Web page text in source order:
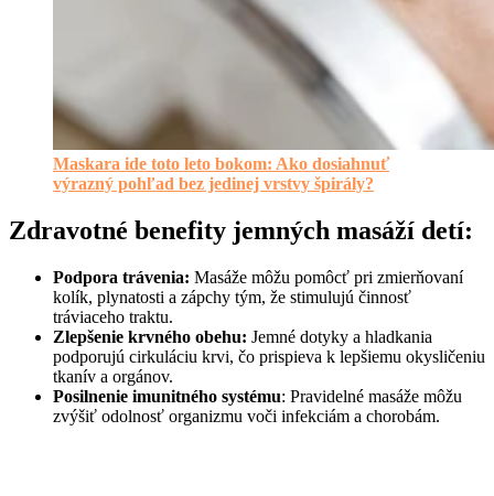
Maskara ide toto leto bokom: Ako dosiahnuť
výrazný pohľad bez jedinej vrstvy špirály?
Zdravotné benefity jemných masáží detí:
Podpora trávenia: Masáže môžu pomôcť pri zmierňovaní
kolík, plynatosti a zápchy tým, že stimulujú činnosť
tráviaceho traktu.
Zlepšenie krvného obehu: Jemné dotyky a hladkania
podporujú cirkuláciu krvi, čo prispieva k lepšiemu okysličeniu
tkanív a orgánov.
Posilnenie imunitného systému: Pravidelné masáže môžu
zvýšiť odolnosť organizmu voči infekciám a chorobám.